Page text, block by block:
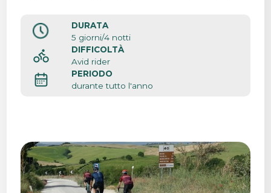
leggendario paesaggio toscano.
DURATA
5 giorni/4 notti
DIFFICOLTÀ
Avid rider
PERIODO
durante tutto l'anno